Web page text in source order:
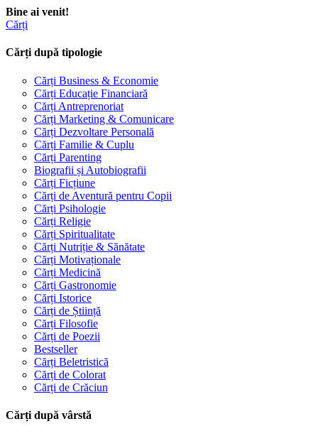
Bine ai venit!
Cărți
Cărți după tipologie
Cărți Business & Economie
Cărți Educație Financiară
Cărți Antreprenoriat
Cărți Marketing & Comunicare
Cărți Dezvoltare Personală
Cărți Familie & Cuplu
Cărți Parenting
Biografii și Autobiografii
Cărți Ficțiune
Cărți de Aventură pentru Copii
Cărți Psihologie
Cărți Religie
Cărți Spiritualitate
Cărți Nutriție & Sănătate
Cărți Motivaționale
Cărți Medicină
Cărți Gastronomie
Cărți Istorice
Cărți de Știință
Cărți Filosofie
Cărți de Poezii
Bestseller
Cărți Beletristică
Cărți de Colorat
Cărți de Crăciun
Cărți după vârstă